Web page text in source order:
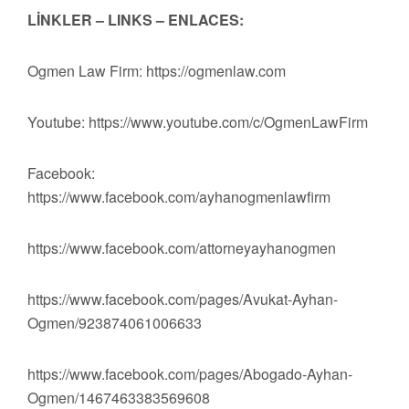
LİNKLER – LINKS – ENLACES:
Ogmen Law Firm: https://ogmenlaw.com
Youtube: https://www.youtube.com/c/OgmenLawFirm
Facebook:
https://www.facebook.com/ayhanogmenlawfirm
https://www.facebook.com/attorneyayhanogmen
https://www.facebook.com/pages/Avukat-Ayhan-
Ogmen/923874061006633
https://www.facebook.com/pages/Abogado-Ayhan-
Ogmen/1467463383569608